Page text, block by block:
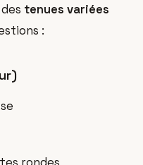
tenues variées
: